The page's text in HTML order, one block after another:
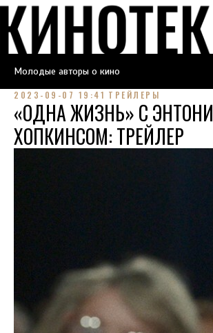
Молодые авторы о кино
2023-09-07 19:41 ТРЕЙЛЕРЫ
«ОДНА ЖИЗНЬ» С ЭНТОНИ
ХОПКИНСОМ: ТРЕЙЛЕР